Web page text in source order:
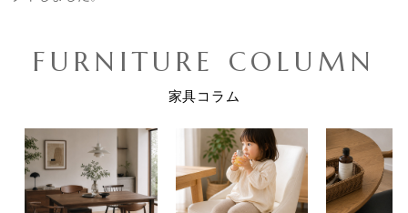
FURNITURE COLUMN
家具コラム